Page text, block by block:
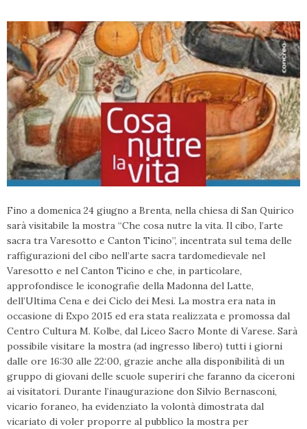
Fino a domenica 24 giugno a Brenta, nella chiesa di San Quirico
sarà visitabile la mostra “Che cosa nutre la vita. Il cibo, l’arte
sacra tra Varesotto e Canton Ticino”, incentrata sul tema delle
raffigurazioni del cibo nell’arte sacra tardomedievale nel
Varesotto e nel Canton Ticino e che, in particolare,
approfondisce le iconografie della Madonna del Latte,
dell’Ultima Cena e dei Ciclo dei Mesi. La mostra era nata in
occasione di Expo 2015 ed era stata realizzata e promossa dal
Centro Cultura M. Kolbe, dal Liceo Sacro Monte di Varese. Sarà
possibile visitare la mostra (ad ingresso libero) tutti i giorni
dalle ore 16:30 alle 22:00, grazie anche alla disponibilità di un
gruppo di giovani delle scuole superiri che faranno da ciceroni
ai visitatori. Durante l’inaugurazione don Silvio Bernasconi,
vicario foraneo, ha evidenziato la volontà dimostrata dal
vicariato di voler proporre al pubblico la mostra per